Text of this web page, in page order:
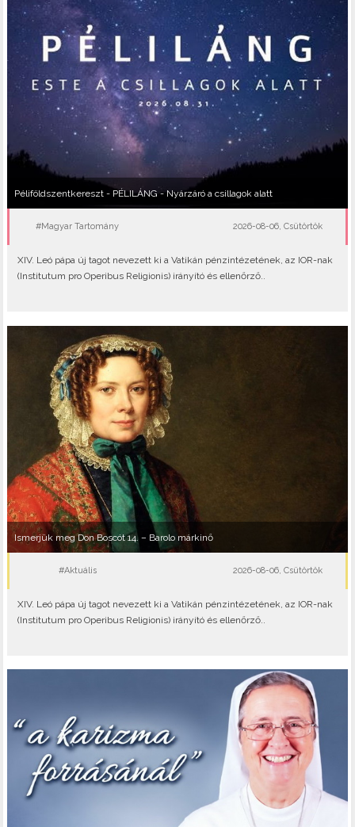
Péliföldszentkereszt - PÉLILÁNG - Nyárzáró a csillagok alatt
#Magyar Tartomány 2026-08-06, Csütörtök
XIV. Leó pápa új tagot nevezett ki a Vatikán pénzintézetének, az IOR-nak
(Institutum pro Operibus Religionis) irányító és ellenőrző..
Ismerjük meg Don Boscót 14. – Barolo márkinő
#Aktuális 2026-08-06, Csütörtök
XIV. Leó pápa új tagot nevezett ki a Vatikán pénzintézetének, az IOR-nak
(Institutum pro Operibus Religionis) irányító és ellenőrző..